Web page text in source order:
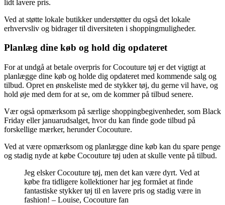
lidt lavere pris.
Ved at støtte lokale butikker understøtter du også det lokale
erhvervsliv og bidrager til diversiteten i shoppingmuligheder.
Planlæg dine køb og hold dig opdateret
For at undgå at betale overpris for Cocouture tøj er det vigtigt at
planlægge dine køb og holde dig opdateret med kommende salg og
tilbud. Opret en ønskeliste med de stykker tøj, du gerne vil have, og
hold øje med dem for at se, om de kommer på tilbud senere.
Vær også opmærksom på særlige shoppingbegivenheder, som Black
Friday eller januarudsalget, hvor du kan finde gode tilbud på
forskellige mærker, herunder Cocouture.
Ved at være opmærksom og planlægge dine køb kan du spare penge
og stadig nyde at købe Cocouture tøj uden at skulle vente på tilbud.
Jeg elsker Cocouture tøj, men det kan være dyrt. Ved at
købe fra tidligere kollektioner har jeg formået at finde
fantastiske stykker tøj til en lavere pris og stadig være in
fashion! – Louise, Cocouture fan